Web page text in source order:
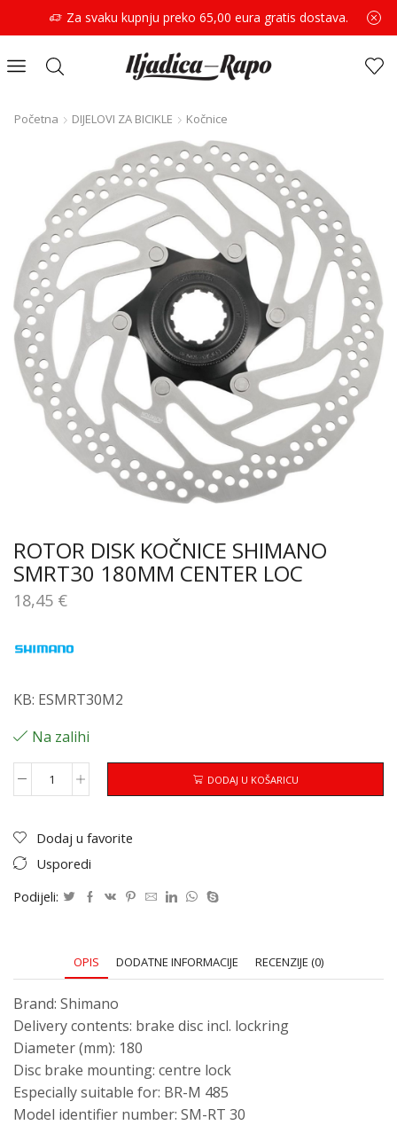
Za svaku kupnju preko 65,00 eura gratis dostava.
Početna DIJELOVI ZA BICIKLE Kočnice
ROTOR DISK KOČNICE SHIMANO
SMRT30 180MM CENTER LOC
18,45 €
KB: ESMRT30M2
Na zalihi
DODAJ U KOŠARICU
Dodaj u favorite
Usporedi
Podijeli:
OPIS DODATNE INFORMACIJE RECENZIJE (0)
Brand: Shimano
Delivery contents: brake disc incl. lockring
Diameter (mm): 180
Disc brake mounting: centre lock
Especially suitable for: BR-M 485
Model identifier number: SM-RT 30